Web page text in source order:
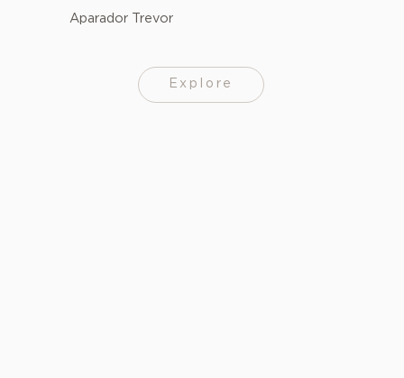
Aparador Trevor
Explore